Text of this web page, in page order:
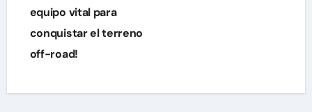
equipo vital para
conquistar el terreno
off-road!